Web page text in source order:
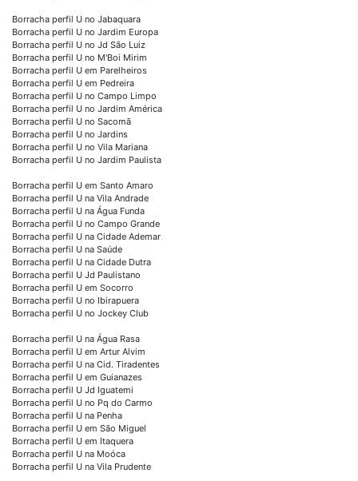
Borracha perfil U no Jabaquara
Borracha perfil U no Jardim Europa
Borracha perfil U no Jd São Luiz
Borracha perfil U no M'Boi Mirim
Borracha perfil U em Parelheiros
Borracha perfil U em Pedreira
Borracha perfil U no Campo Limpo
Borracha perfil U no Jardim América
Borracha perfil U no Sacomã
Borracha perfil U no Jardins
Borracha perfil U no Vila Mariana
Borracha perfil U no Jardim Paulista
Borracha perfil U em Santo Amaro
Borracha perfil U na Vila Andrade
Borracha perfil U na Água Funda
Borracha perfil U no Campo Grande
Borracha perfil U na Cidade Ademar
Borracha perfil U na Saúde
Borracha perfil U na Cidade Dutra
Borracha perfil U Jd Paulistano
Borracha perfil U em Socorro
Borracha perfil U no Ibirapuera
Borracha perfil U no Jockey Club
Borracha perfil U na Água Rasa
Borracha perfil U em Artur Alvim
Borracha perfil U na Cid. Tiradentes
Borracha perfil U em Guianazes
Borracha perfil U Jd Iguatemi
Borracha perfil U no Pq do Carmo
Borracha perfil U na Penha
Borracha perfil U em São Miguel
Borracha perfil U em Itaquera
Borracha perfil U na Moóca
Borracha perfil U na Vila Prudente